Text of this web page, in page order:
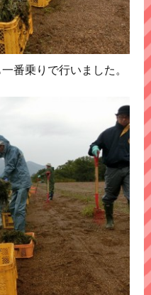
番乗りで行いました。